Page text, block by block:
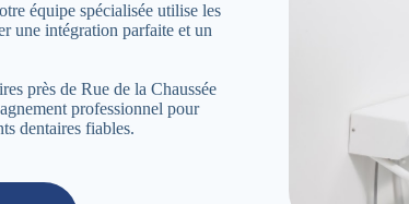
équipe spécialisée utilise les
une intégration parfaite et un
près de Rue de la Chaussée
professionnel pour
dentaires fiables.